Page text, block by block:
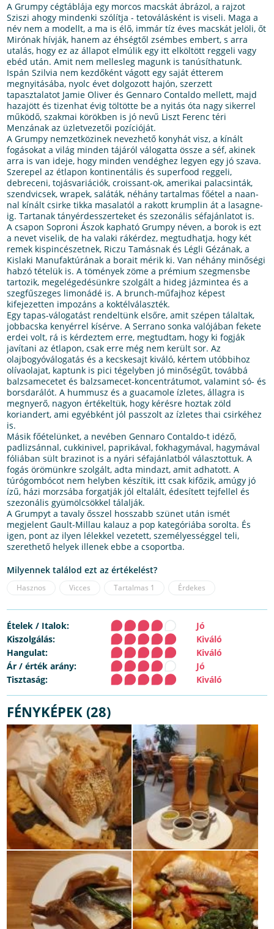
A Grumpy cégtáblája egy morcos macskát ábrázol, a rajzot
Sziszi ahogy mindenki szólítja - tetoválásként is viseli. Maga a
név nem a modellt, a ma is élő, immár tíz éves macskát jelöli, őt
Mirónak hívják, hanem az éhségtől zsémbes embert, s arra
utalás, hogy ez az állapot elmúlik egy itt elköltött reggeli vagy
ebéd után. Amit nem mellesleg magunk is tanúsíthatunk.
Ispán Szilvia nem kezdőként vágott egy saját étterem
megnyitásába, nyolc évet dolgozott hajón, szerzett
tapasztalatot Jamie Oliver és Gennaro Contaldo mellett, majd
hazajött és tizenhat évig töltötte be a nyitás óta nagy sikerrel
működő, szakmai körökben is jó nevű Liszt Ferenc téri
Menzának az üzletvezetői pozícióját.
A Grumpy nemzetközinek nevezhető konyhát visz, a kínált
fogásokat a világ minden tájáról válogatta össze a séf, akinek
arra is van ideje, hogy minden vendéghez legyen egy jó szava.
Szerepel az étlapon kontinentális és superfood reggeli,
debreceni, tojásvariációk, croissant-ok, amerikai palacsinták,
szendvicsek, wrapek, saláták, néhány tartalmas főétel a naan-
nal kínált csirke tikka masalatól a rakott krumplin át a lasagne-
ig. Tartanak tányérdesszerteket és szezonális séfajánlatot is.
A csapon Soproni Ászok kapható Grumpy néven, a borok is ezt
a nevet viselik, de ha valaki rákérdez, megtudhatja, hogy két
remek kispincészetnek, Riczu Tamásnak és Légli Gézának, a
Kislaki Manufaktúrának a borait mérik ki. Van néhány minőségi
habzó tételük is. A tömények zöme a prémium szegmensbe
tartozik, megelégedésünkre szolgált a hideg jázmintea és a
szegfűszeges limonádé is. A brunch-műfajhoz képest
kifejezetten impozáns a koktélválaszték.
Egy tapas-válogatást rendeltünk elsőre, amit szépen tálaltak,
jobbacska kenyérrel kísérve. A Serrano sonka valójában fekete
erdei volt, rá is kérdeztem erre, megtudtam, hogy ki fogják
javítani az étlapon, csak erre még nem került sor. Az
olajbogyóválogatás és a kecskesajt kiváló, kértem utóbbihoz
olívaolajat, kaptunk is pici tégelyben jó minőségűt, továbbá
balzsamecetet és balzsamecet-koncentrátumot, valamint só- és
borsdarálót. A hummusz és a guacamole ízletes, állagra is
megnyerő, nagyon értékeltük, hogy kérésre hoztak zöld
koriandert, ami egyébként jól passzolt az ízletes thai csirkéhez
is.
Másik főételünket, a nevében Gennaro Contaldo-t idéző,
padlizsánnal, cukkinivel, paprikával, fokhagymával, hagymával
fóliában sült brazinot is a nyári séfajánlatból választottuk. A
fogás örömünkre szolgált, adta mindazt, amit adhatott. A
túrógombócot nem helyben készítik, itt csak kifőzik, amúgy jó
ízű, házi morzsába forgatják jól eltalált, édesített tejfellel és
szezonális gyümölcsökkel tálalják.
A Grumpyt a tavaly ősszel hosszabb szünet után ismét
megjelent Gault-Millau kalauz a pop kategóriába sorolta. És
igen, pont az ilyen lélekkel vezetett, személyességgel teli,
szerethető helyek illenek ebbe a csoportba.
Milyennek találod ezt az értékelést?
Hasznos Vicces Tartalmas 1 Érdekes
Ételek / Italok:
Jó
Kiszolgálás:
Kiváló
Hangulat:
Kiváló
Ár / érték arány:
Jó
Tisztaság:
Kiváló
FÉNYKÉPEK (28)